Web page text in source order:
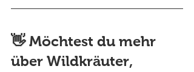
👋 Möchtest du mehr
über Wildkräuter,